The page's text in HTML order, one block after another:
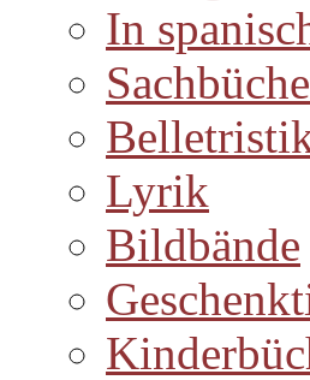
In
Lyrik
Bildbände